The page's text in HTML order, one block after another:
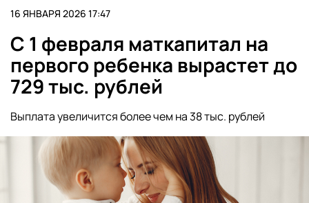
16 ЯНВАРЯ 2026 17:47
С 1 февраля маткапитал на
первого ребенка вырастет до
729 тыс. рублей
Выплата увеличится более чем на 38 тыс. рублей